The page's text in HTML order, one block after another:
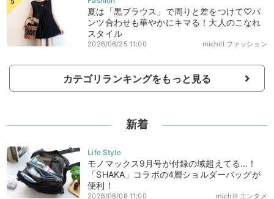
夏は「黒ブラウス」で周りと差をつけて♡パ
ンツ合わせも華やかにキマる！大人のこなれ
スタイル
michill ファッション
2026/06/25 11:00
カテゴリランキングをもっと見る
新着
モノマックス9月号が付録の域超えてる…！
「SHAKA」コラボの4層ショルダーバッグが
便利！
michill エンタメ
2026/08/08 11:00